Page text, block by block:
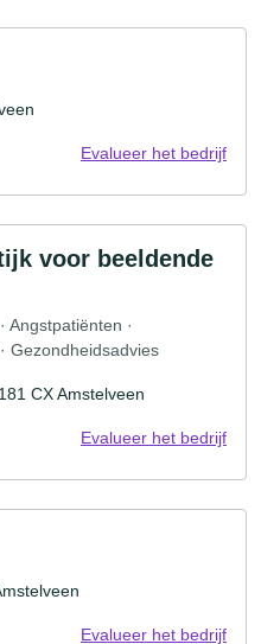
Evalueer het bedrijf
voor beeldende
Angstpatiënten ·
Gezondheidsadvies
CX Amstelveen
Evalueer het bedrijf
Evalueer het bedrijf